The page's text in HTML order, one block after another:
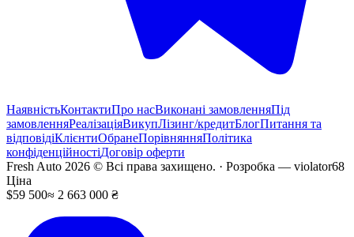
НаявністьКонтактиПро насВиконані замовленняПід
замовленняРеалізаціяВикупЛізинг/кредитБлогПитання та
відповідіКлієнтиОбранеПорівнянняПолітика
конфіденційностіДоговір оферти
Fresh Auto 2026 © Всі права захищено. · Розробка — violator68
Ціна
$59 500≈ 2 663 000 ₴